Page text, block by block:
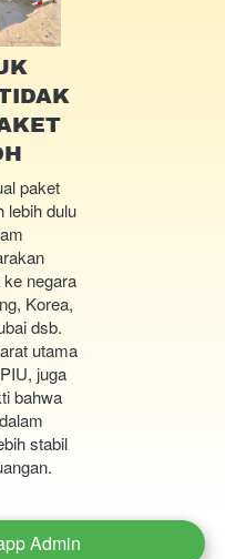
paket
lebih dulu
negara
Korea,
dsb.
utama
juga
bahwa
stabil
Admin